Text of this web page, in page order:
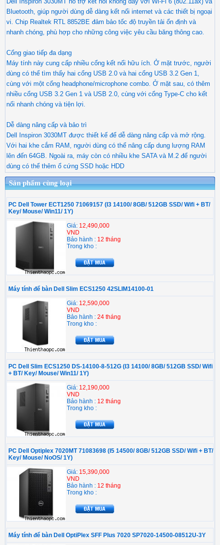
Bluetooth, giúp người dùng dễ dàng kết nối internet và các thiết bị ngoại
vi. Chip Realtek RTL 8852BE đảm bảo tốc độ truyền tải ổn định và
nhanh chóng, phù hợp cho những công việc yêu cầu băng thông cao.
Cổng giao tiếp đa dạng
Máy tính này cung cấp nhiều cổng kết nối hữu ích. Ở mặt trước, người
dùng có thể tìm thấy hai cổng USB 2.0 và hai cổng USB 3.2 Gen 1,
cùng với một cổng headphone/microphone combo. Ở mặt sau, có thêm
nhiều cổng USB 3.2 Gen 1 và USB 2.0, cùng với cổng Type-C cho kết
nối nhanh chóng và tiện lợi.
Dễ dàng nâng cấp và bảo trì
Dell Inspiron 3030MT được thiết kế để dễ dàng nâng cấp và mở rộng.
Với hai khe cắm RAM, người dùng có thể nâng cấp dung lượng RAM
lên đến 64GB. Ngoài ra, máy còn có nhiều khe SATA và M.2 để người
dùng có thể thêm ổ cứng SSD hoặc HDD
Sản phẩm cùng loại
PC Dell Tower ECT1250 71069157 (I3 14100/ 8GB/ 512GB SSD/ Wifi + BT/
Key/ Mouse/ Win11/ 1Y)
Giá: 12,490,000
VND
Bảo hành : 12 tháng
Trong kho :
Máy tính để bàn Dell Slim ECS1250 42SLIM14100-01
Giá: 12,590,000
VND
Bảo hành : 24 tháng
Trong kho :
PC Dell Slim ECS1250 DS-14100-8-512G (I3 14100/ 8GB/ 512GB SSD/ Wifi
+ BT/ Key/ Mouse/ Win11/ 1Y)
Giá: 12,190,000
VND
Bảo hành : 12 tháng
Trong kho :
PC Dell Optiplex 7020MT 71083698 (I5 14500/ 8GB/ 512GB SSD/ Wifi + BT/
Key/ Mouse/ NoOS/ 1Y)
Giá: 15,390,000
VND
Bảo hành : 12 tháng
Trong kho :
Máy tính để bàn Dell OptiPlex SFF Plus 7020 SP7020-14500-08512U-3Y